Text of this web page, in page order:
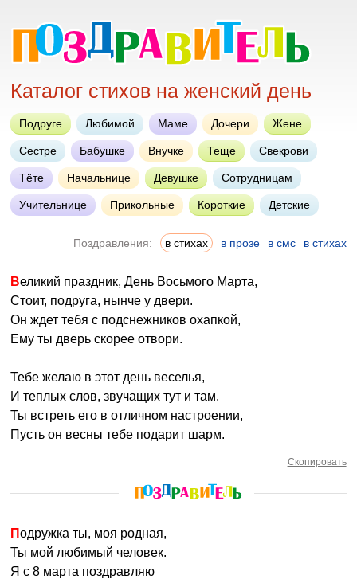
Каталог стихов на женский день
Подруге Любимой Маме Дочери Жене
Сестре Бабушке Внучке Теще Свекрови
Тёте Начальнице Девушке Сотрудницам
Учительнице Прикольные Короткие Детские
Поздравления: в стихах в прозе в смс в стихах
Великий праздник, День Восьмого Марта,
Стоит, подруга, нынче у двери.
Он ждет тебя с подснежников охапкой,
Ему ты дверь скорее отвори.
Тебе желаю в этот день веселья,
И теплых слов, звучащих тут и там.
Ты встреть его в отличном настроении,
Пусть он весны тебе подарит шарм.
Скопировать
Подружка ты, моя родная,
Ты мой любимый человек.
Я с 8 марта поздравляю